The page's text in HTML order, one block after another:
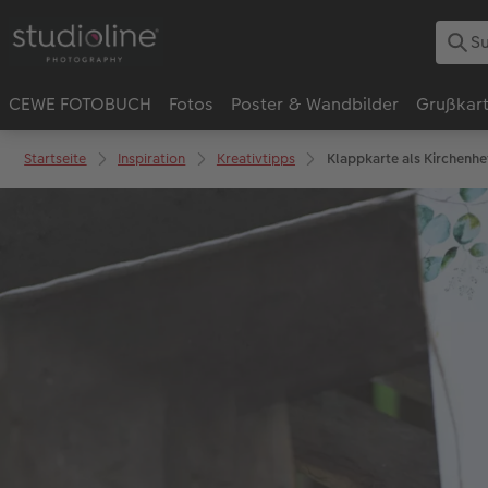
CEWE FOTOBUCH Fotos Poster & Wandbilder
Startseite Inspiration Kreativtipps Klappkarte als